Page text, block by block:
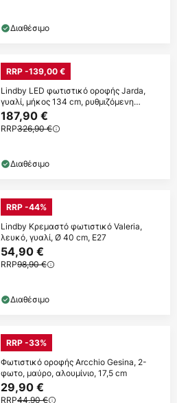
Διαθέσιμο
RRP -139,00 €
Lindby LED φωτιστικό οροφής Jarda,
γυαλί, μήκος 134 cm, ρυθμιζόμενη
ένταση
187,90 €
RRP326,90 €
Διαθέσιμο
RRP -44%
Lindby Κρεμαστό φωτιστικό Valeria,
λευκό, γυαλί, Ø 40 cm, E27
54,90 €
RRP98,90 €
Διαθέσιμο
RRP -33%
Φωτιστικό οροφής Arcchio Gesina, 2-
φωτο, μαύρο, αλουμίνιο, 17,5 cm
29,90 €
RRP44,90 €